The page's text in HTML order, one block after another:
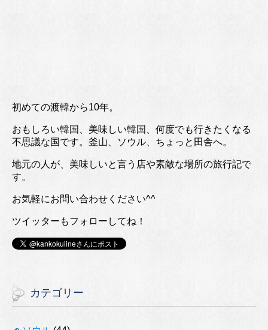
初めての渡韓から10年。
おもしろい韓国、美味しい韓国、何度でも行きたくなる
不思議な国です。釜山、ソウル、ちょっと田舎へ。
地元の人が、美味しいと言う店や素敵な場所の旅行記で
す。
お気軽にお問い合わせください^^
ツイッターもフォローしてね！
カテゴリー